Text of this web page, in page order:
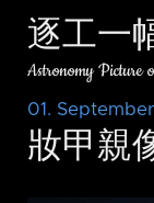
逐工一
Astronomy Picture
01.
妝甲親